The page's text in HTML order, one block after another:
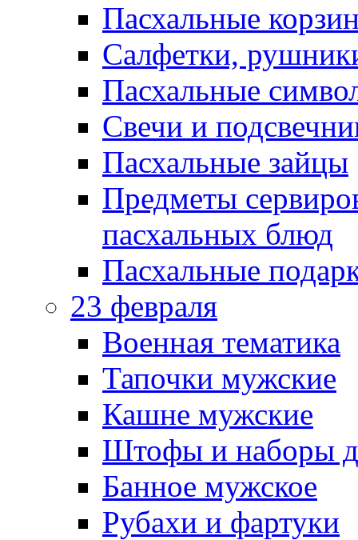
Пасхальные
Салфетки,
Пасхальные
Свечи и
Пасхальные зайцы
Предметы
пасхальных блюд
Пасхальные
23 февраля
Военная тематика
Тапочки мужские
Кашне мужские
Штофы и наборы
Банное мужское
Рубахи и фартуки